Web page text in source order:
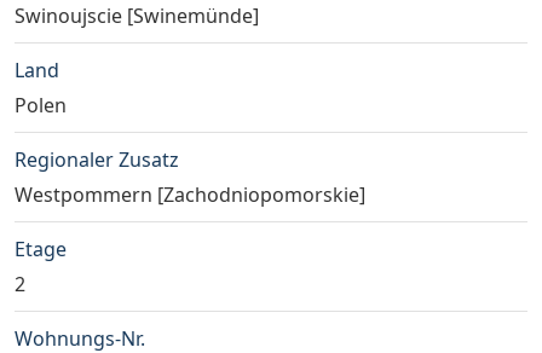
Swinoujscie [Swinemünde]
Land
Polen
Regionaler Zusatz
Westpommern [Zachodniopomorskie]
Etage
2
Wohnungs-Nr.